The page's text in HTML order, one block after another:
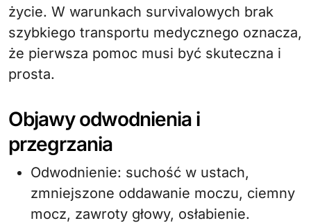
życie. W warunkach survivalowych brak
szybkiego transportu medycznego oznacza,
że pierwsza pomoc musi być skuteczna i
prosta.
Objawy odwodnienia i
przegrzania
Odwodnienie: suchość w ustach,
zmniejszone oddawanie moczu, ciemny
mocz, zawroty głowy, osłabienie.